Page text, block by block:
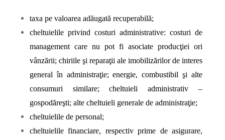
taxa pe valoarea adăugată recuperabilă;
cheltuielile privind costuri administrative: costuri de
management care nu pot fi asociate producţiei ori
vânzării; chiriile şi reparaţii ale imobilizărilor de interes
general în administraţie; energie, combustibil şi alte
consumuri similare; cheltuieli administrativ –
gospodăreşti; alte cheltuieli generale de administraţie;
cheltuielile de personal;
cheltuielile financiare, respectiv prime de asigurare,